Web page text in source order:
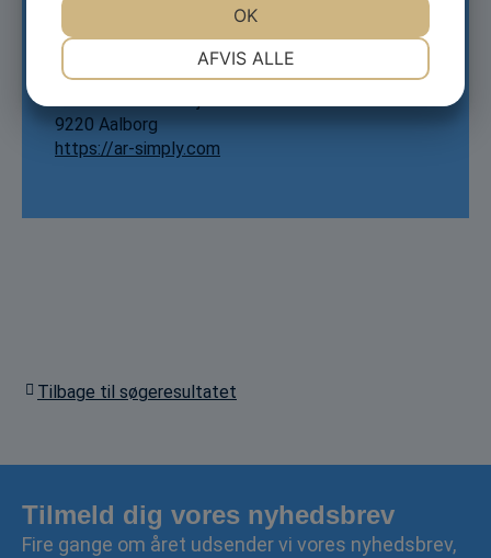
Kontakt:
AR-Simply
9220 Aalborg
https://ar-simply.com
Tilbage til søgeresultatet
Tilmeld dig vores nyhedsbrev
Fire gange om året udsender vi vores nyhedsbrev,
MARKETING
AFVIS ALLE
OK